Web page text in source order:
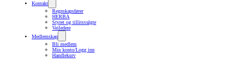
Kontakt
Regnskapsfører
HERBA
Styret og tillitsvalgte
Veiledere
Medlemskap
Bli medlem
Min konto/Logg inn
Handlekurv